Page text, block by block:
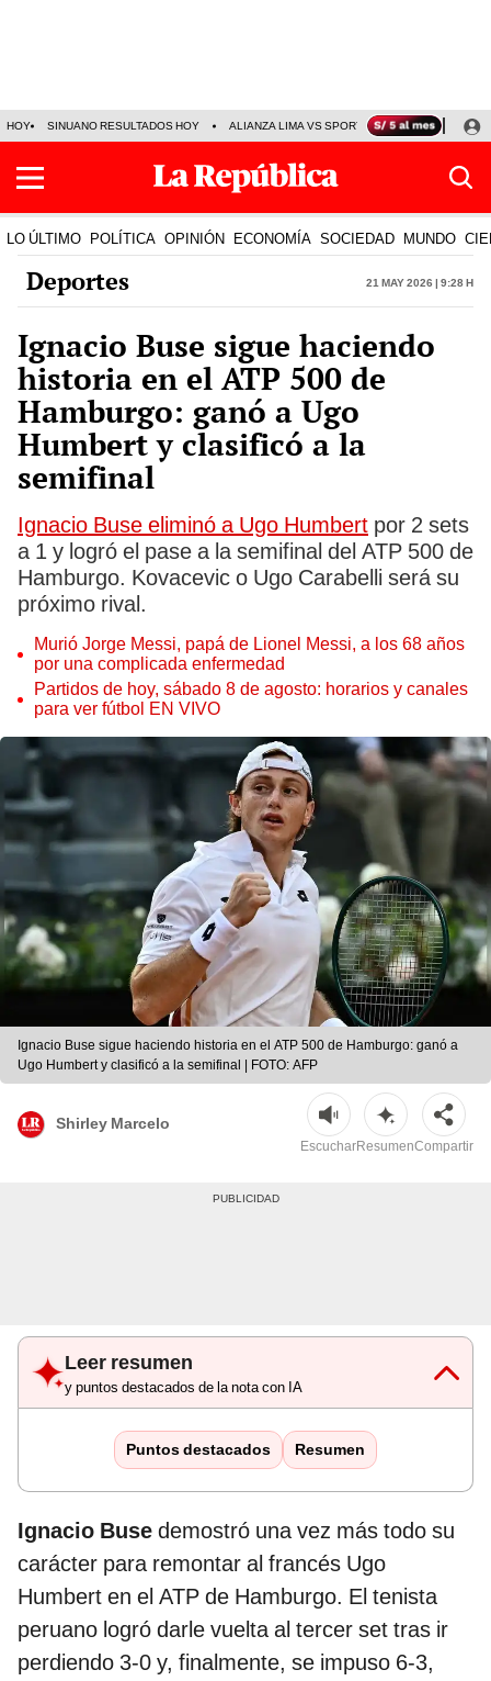
HOY SINUANO RESULTADOS HOY ALIANZA LIMA VS SPORT BOYS JORGE
LO ÚLTIMO POLÍTICA OPINIÓN ECONOMÍA SOCIEDAD MUNDO
Deportes 21 May 2026 | 9:28 h
Ignacio Buse sigue haciendo
historia en el ATP 500 de
Hamburgo: ganó a Ugo
Humbert y clasificó a la
semifinal
Ignacio Buse eliminó a Ugo Humbert por 2 sets
a 1 y logró el pase a la semifinal del ATP 500 de
Hamburgo. Kovacevic o Ugo Carabelli será su
próximo rival.
Murió Jorge Messi, papá de Lionel Messi, a los 68 años
por una complicada enfermedad
Partidos de hoy, sábado 8 de agosto: horarios y canales
para ver fútbol EN VIVO
Ignacio Buse sigue haciendo historia en el ATP 500 de Hamburgo: ganó a
Ugo Humbert y clasificó a la semifinal | FOTO: AFP
Shirley Marcelo
EscucharResumenCompartir
Leer resumen
y puntos destacados de la nota con IA
Puntos destacados Resumen
Ignacio Buse demostró una vez más todo su
carácter para remontar al francés Ugo
Humbert en el ATP de Hamburgo. El tenista
peruano logró darle vuelta al tercer set tras ir
perdiendo 3-0 y, finalmente, se impuso 6-3,